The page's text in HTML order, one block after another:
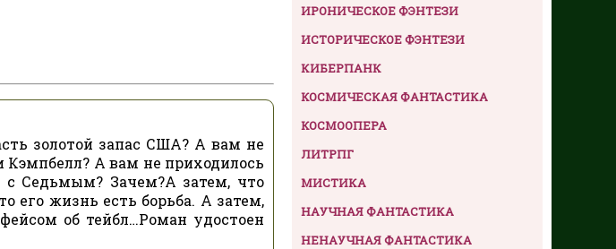
золотой запас США? А вам не
А вам не приходилось
с Седьмым? Зачем?А затем, что
его жизнь есть борьба. А затем,
об тейбл…Роман удостоен
ИРОНИЧЕСКОЕ ФЭНТЕЗИ
ИСТОРИЧЕСКОЕ ФЭНТЕЗИ
КИБЕРПАНК
КОСМИЧЕСКАЯ ФАНТАСТИКА
КОСМООПЕРА
ЛИТРПГ
МИСТИКА
НАУЧНАЯ ФАНТАСТИКА
НЕНАУЧНАЯ ФАНТАСТИКА